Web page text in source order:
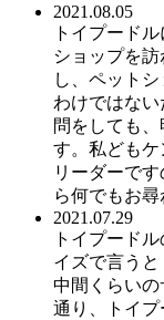
2021.08.05
トイプード
ショップを
し、ペット
わけではな
問をしても
す。私ども
リーダーで
ら何でもお尋
2021.07.29
トイプード
イズで言う
中間くらい
通り、トイ